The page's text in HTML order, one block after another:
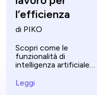
l’efficienza
di PIKO
Scopri come le
funzionalità di
intelligenza artificiale
dei documenti
Leggi